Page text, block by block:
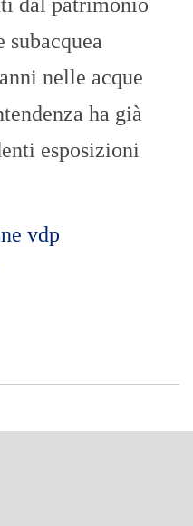
dal patrimonio
nelle acque
ha già
esposizioni
vdp